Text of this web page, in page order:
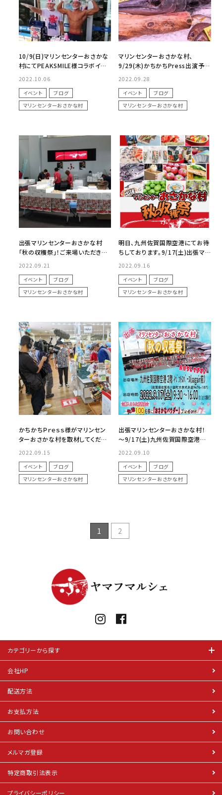
10/9(日)マリンセンターおさかな
村にてPEAKSMILE様コラボイベ
2022.10.06
イベント
ブログ
マリンセンターおさかな村
マリンセンターおさかな村、
9/29(木)かちかちPress出演予
2022.09.28
イベント
ブログ
マリンセンターおさかな村
出張マリンセンターおさかな村
「秋の収穫祭」！ご来場いただきあ
りがとうございました！
2022.09.21
イベント
ブログ
マリンセンターおさかな村
明日、九州佐賀国際空港にてお待
ちしております。9/17(土)出張マリ
ンセンターおさかな村「秋の収穫
2022.09.16
イベント
ブログ
マリンセンターおさかな村
かちかちＰｒｅｓｓ様がマリンセン
ターおさかな村を取材してくださ
2022.09.15
イベント
ブログ
マリンセンターおさかな村
出張マリンセンターおさかな村！
～9/17(土)九州佐賀国際空港に
2022.09.10
イベント
ブログ
マリンセンターおさかな村
1 2
カテゴリーから探す
会社HP
配送方法
お支払方法
お問い合わせ
メルマガ登録
特定商取引法表示
プライバシーポリシー